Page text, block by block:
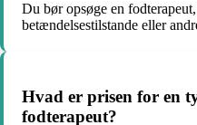
Du bør opsøge en
betændelsestilstande eller
Hvad er prisen for en
fodterapeut?